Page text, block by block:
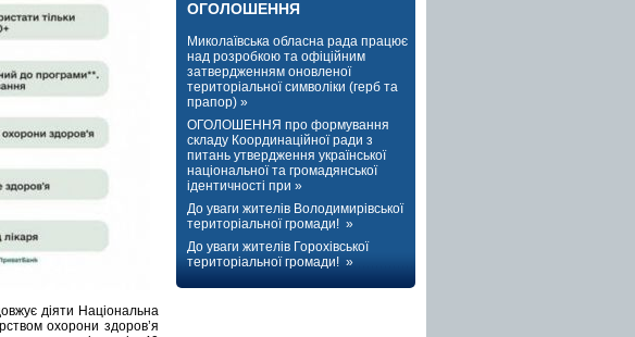
діяти Національна
охорони здоров’я
ОГОЛОШЕННЯ
Миколаївська обласна рада працює
над розробкою та офіційним
затвердженням оновленої
територіальної символіки (герб та
прапор) »
ОГОЛОШЕННЯ про формування
складу Координаційної ради з
питань утвердження української
національної та громадянської
ідентичності при »
До уваги жителів Володимирівської
територіальної громади! »
До уваги жителів Горохівської
територіальної громади! »